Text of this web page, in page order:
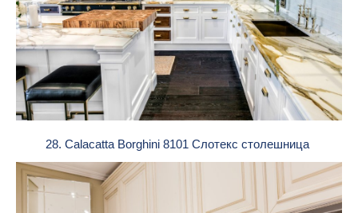
28. Calacatta Borghini 8101 Слотекс столешница